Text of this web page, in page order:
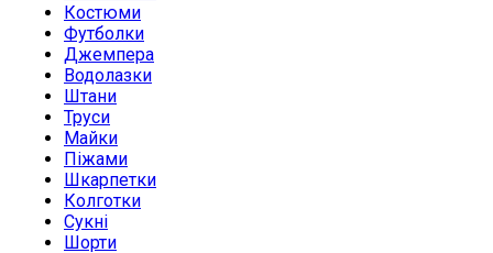
Костюми
Футболки
Джемпера
Водолазки
Штани
Труси
Майки
Піжами
Шкарпетки
Колготки
Сукні
Шорти